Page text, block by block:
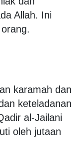
Allah. Ini
karamah dan
keteladanan
al-Jailani
oleh jutaan